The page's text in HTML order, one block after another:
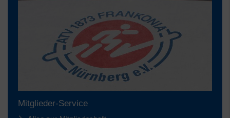
Mitglieder-Service